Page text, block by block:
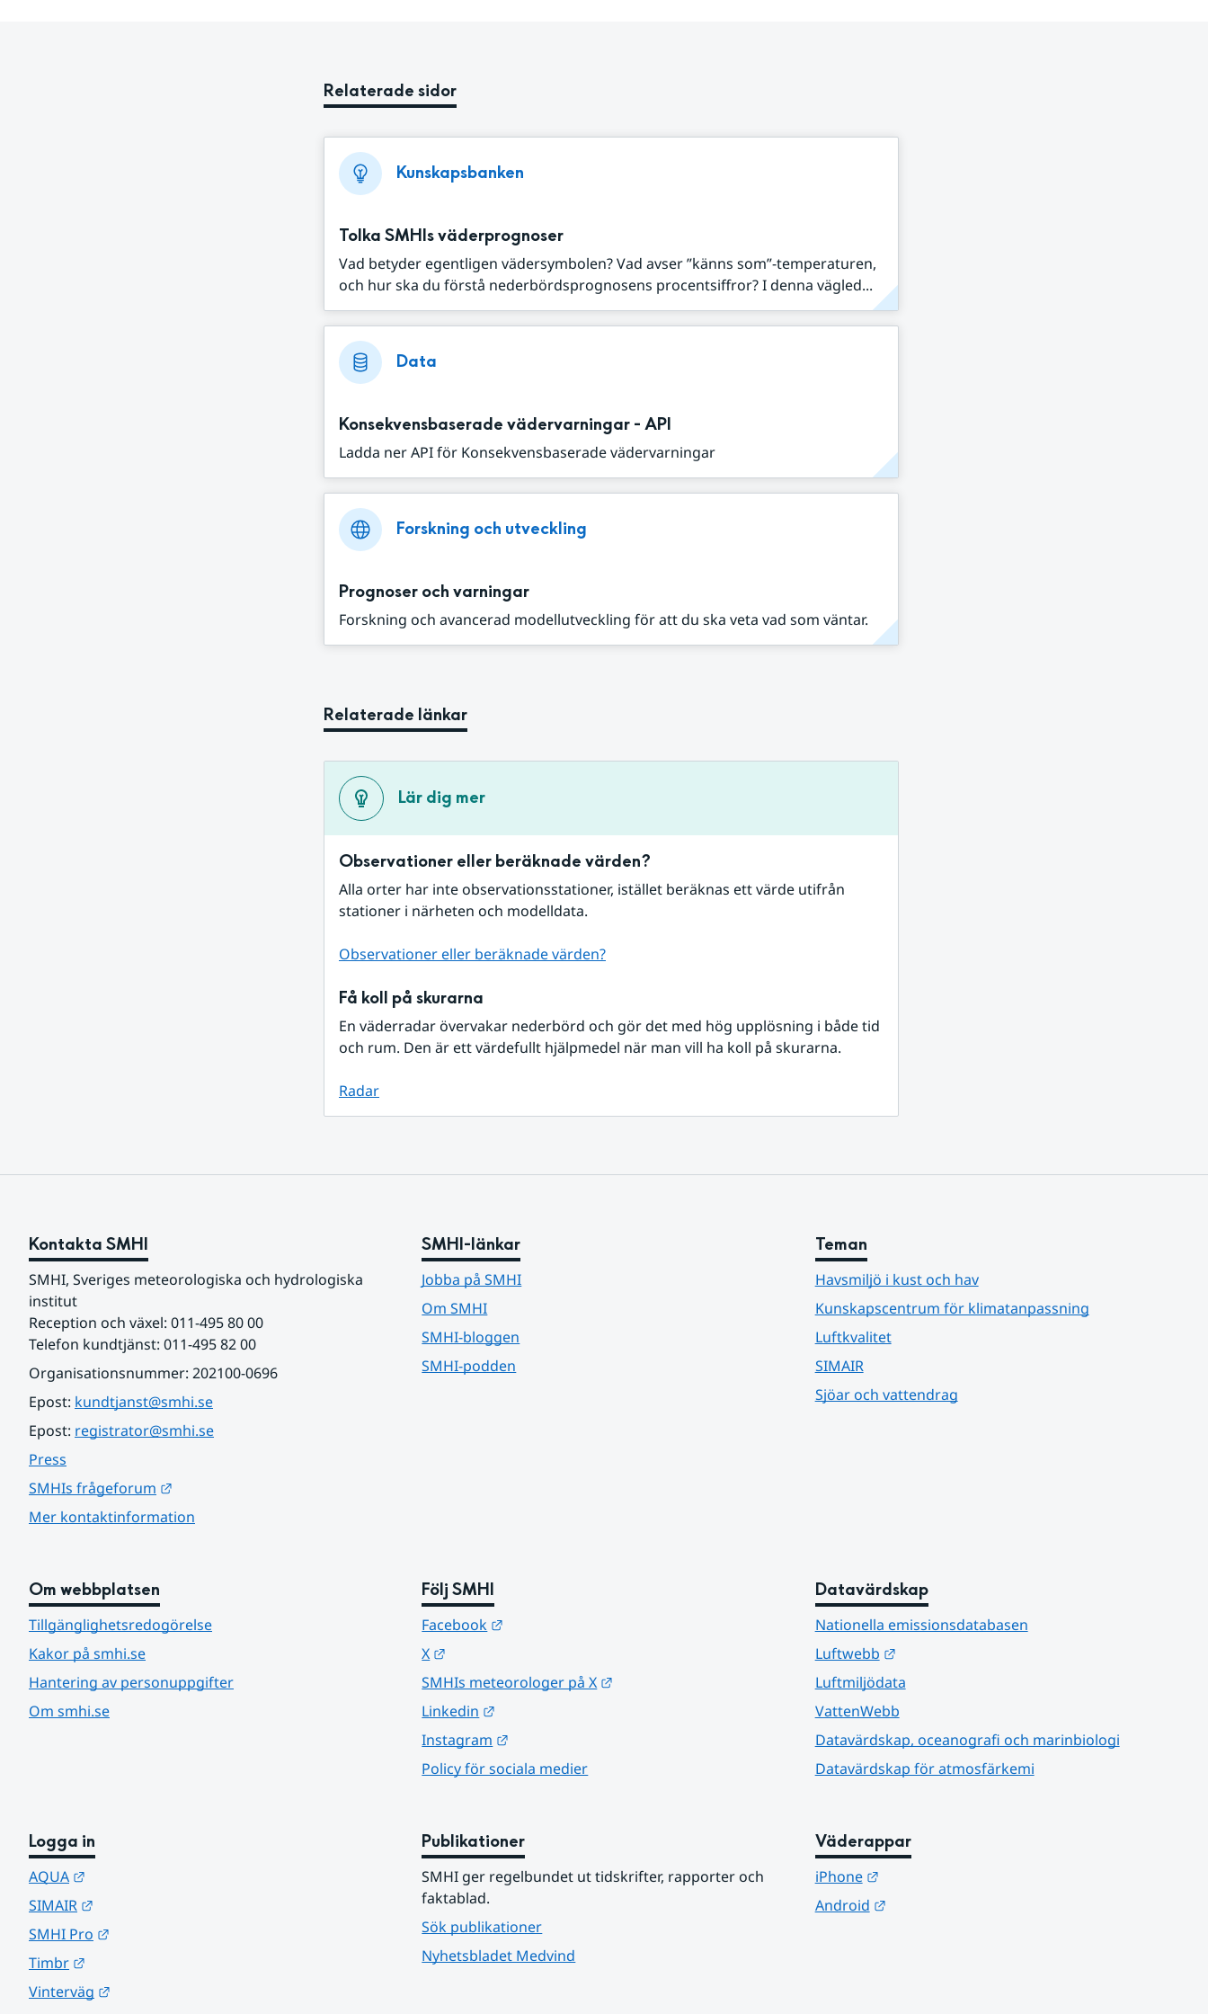
Relaterade sidor
Kunskapsbanken
Tolka SMHIs väderprognoser
Vad betyder egentligen vädersymbolen? Vad avser ”känns som”-temperaturen,
och hur ska du förstå nederbördsprognosens procentsiffror? I denna vägled...
Data
Konsekvensbaserade vädervarningar - API
Ladda ner API för Konsekvensbaserade vädervarningar
Forskning och utveckling
Prognoser och varningar
Forskning och avancerad modellutveckling för att du ska veta vad som väntar.
Relaterade länkar
Lär dig mer
Observationer eller beräknade värden?
Alla orter har inte observationsstationer, istället beräknas ett värde utifrån
stationer i närheten och modelldata.
Observationer eller beräknade värden?
Få koll på skurarna
En väderradar övervakar nederbörd och gör det med hög upplösning i både tid
och rum. Den är ett värdefullt hjälpmedel när man vill ha koll på skurarna.
Radar
Kontakta SMHI
SMHI, Sveriges meteorologiska och hydrologiska
institut
Reception och växel: 011-495 80 00
Telefon kundtjänst: 011-495 82 00
Organisationsnummer: 202100-0696
Epost: kundtjanst@smhi.se
Epost: registrator@smhi.se
Press
SMHIs frågeforum
Mer kontaktinformation
SMHI-länkar
Jobba på SMHI
Om SMHI
SMHI-bloggen
SMHI-podden
Teman
Havsmiljö i kust och hav
Kunskapscentrum för klimatanpassning
Luftkvalitet
SIMAIR
Sjöar och vattendrag
Om webbplatsen
Tillgänglighetsredogörelse
Kakor på smhi.se
Hantering av personuppgifter
Om smhi.se
Följ SMHI
Facebook
X
SMHIs meteorologer på X
Linkedin
Instagram
Policy för sociala medier
Datavärdskap
Nationella emissionsdatabasen
Luftwebb
Länk till annan webbplats.
Luftmiljödata
VattenWebb
Datavärdskap, oceanografi och marinbiologi
Datavärdskap för atmosfärkemi
Logga in
AQUA
SIMAIR
SMHI Pro
Timbr
Vinterväg
Publikationer
SMHI ger regelbundet ut tidskrifter, rapporter och
faktablad.
Sök publikationer
Nyhetsbladet Medvind
Väderappar
iPhone
Länk till annan webbplats.
Android
Länk till annan webbplats.